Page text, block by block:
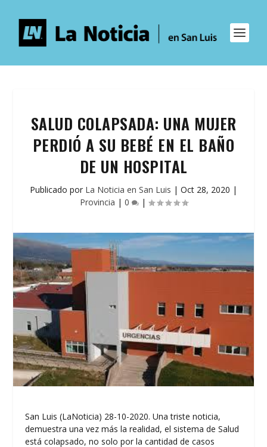
SALUD COLAPSADA: UNA MUJER
PERDIÓ A SU BEBÉ EN EL BAÑO
DE UN HOSPITAL
Publicado por La Noticia en San Luis | Oct 28, 2020 |
Provincia | 0 |
San Luis (LaNoticia) 28-10-2020. Una triste noticia,
demuestra una vez más la realidad, el sistema de Salud
está colapsado, no solo por la cantidad de casos